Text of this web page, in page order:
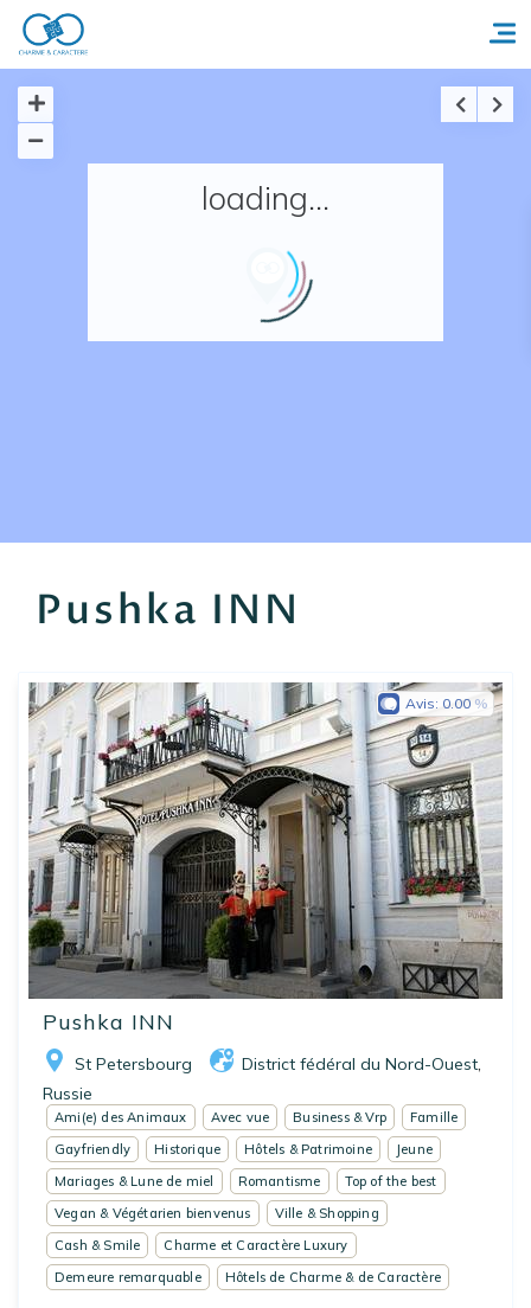
Accueil
Nos adresses en France
loading...
Pushka INN
Pushka INN
St Petersbourg District fédéral du Nord-Ouest
Russie
Avis: 0.00
Ami(e) des Animaux Avec vue Business & Vrp
Famille
Gayfriendly
Historique Hôtels & Patrimoine
Jeune
Mariages & Lune de miel
Romantisme
Top of the best
Vegan & Végétarien bienvenus
Ville & Shopping
Cash & Smile
Charme et Caractère Luxury
Demeure remarquable
Hôtels de Charme & de Caractère